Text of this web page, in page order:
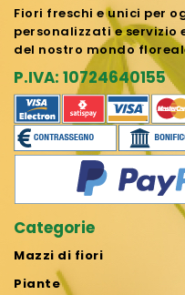
Fiori freschi e unici per
personalizzati e servizio
del nostro mondo
P.IVA: 10724640155
Categorie
Mazzi di fiori
Piante